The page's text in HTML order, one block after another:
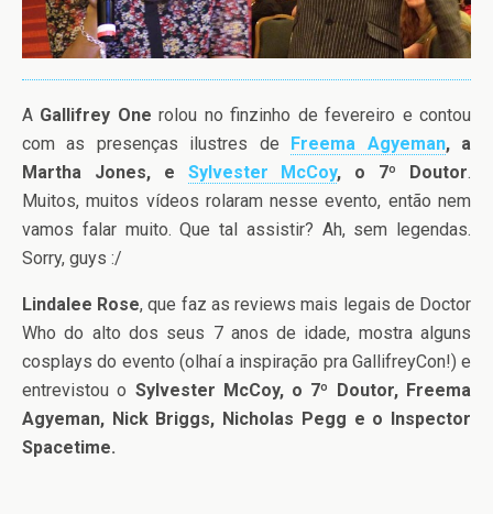
A Gallifrey One rolou no finzinho de fevereiro e contou
com as presenças ilustres de Freema Agyeman, a
Martha Jones, e Sylvester McCoy, o 7º Doutor.
Muitos, muitos vídeos rolaram nesse evento, então nem
vamos falar muito. Que tal assistir? Ah, sem legendas.
Sorry, guys :/
Lindalee Rose, que faz as reviews mais legais de Doctor
Who do alto dos seus 7 anos de idade, mostra alguns
cosplays do evento (olhaí a inspiração pra GallifreyCon!) e
entrevistou o Sylvester McCoy, o 7º Doutor, Freema
Agyeman, Nick Briggs, Nicholas Pegg e o Inspector
Spacetime.